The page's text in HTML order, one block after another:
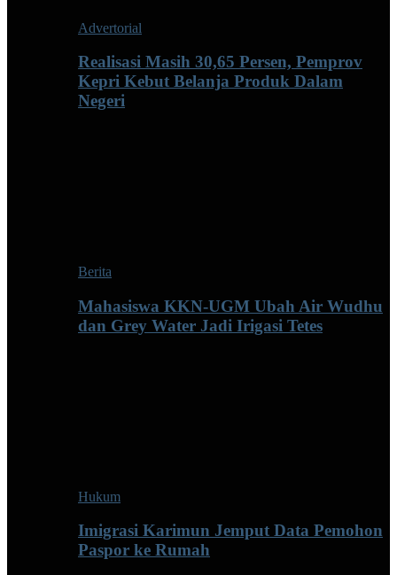
Advertorial
Realisasi Masih 30,65 Persen, Pemprov
Kepri Kebut Belanja Produk Dalam
Negeri
Berita
Mahasiswa KKN-UGM Ubah Air Wudhu
dan Grey Water Jadi Irigasi Tetes
Hukum
Imigrasi Karimun Jemput Data Pemohon
Paspor ke Rumah